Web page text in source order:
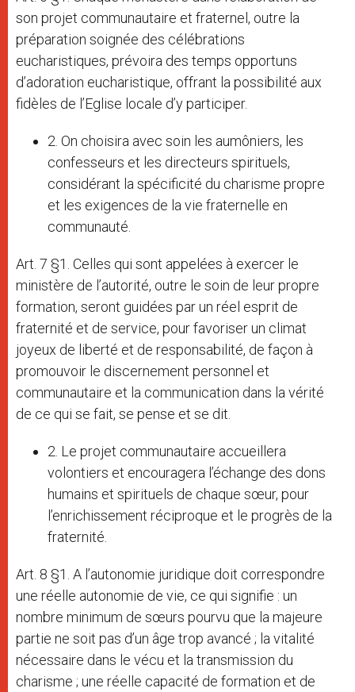
son projet communautaire et fraternel, outre la
préparation soignée des célébrations
eucharistiques, prévoira des temps opportuns
d’adoration eucharistique, offrant la possibilité aux
fidèles de l’Eglise locale d’y participer.
2. On choisira avec soin les aumôniers, les
confesseurs et les directeurs spirituels,
considérant la spécificité du charisme propre
et les exigences de la vie fraternelle en
communauté.
Art. 7 §1. Celles qui sont appelées à exercer le
ministère de l’autorité, outre le soin de leur propre
formation, seront guidées par un réel esprit de
fraternité et de service, pour favoriser un climat
joyeux de liberté et de responsabilité, de façon à
promouvoir le discernement personnel et
communautaire et la communication dans la vérité
de ce qui se fait, se pense et se dit.
2. Le projet communautaire accueillera
volontiers et encouragera l’échange des dons
humains et spirituels de chaque sœur, pour
l’enrichissement réciproque et le progrès de la
fraternité.
Art. 8 §1. A l’autonomie juridique doit correspondre
une réelle autonomie de vie, ce qui signifie : un
nombre minimum de sœurs pourvu que la majeure
partie ne soit pas d’un âge trop avancé ; la vitalité
nécessaire dans le vécu et la transmission du
charisme ; une réelle capacité de formation et de